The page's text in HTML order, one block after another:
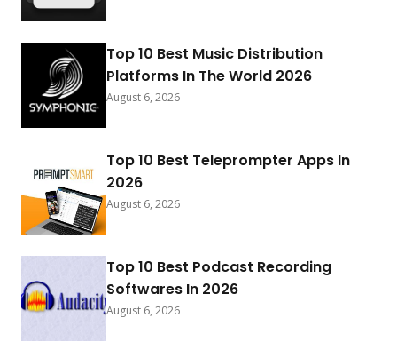
Top 10 Best Music Distribution
Platforms In The World 2026
August 6, 2026
Top 10 Best Teleprompter Apps In
2026
August 6, 2026
Top 10 Best Podcast Recording
Softwares In 2026
August 6, 2026